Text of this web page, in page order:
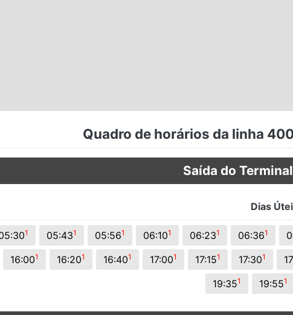
Ltda. Todos os direitos reservados.
Quadro de horários da linha
Saída do
Dias
1 05:431 05:561 06:101 06:231 06:361
16:001 16:201 16:401 17:001 17:151 17:301
19:351 19:551